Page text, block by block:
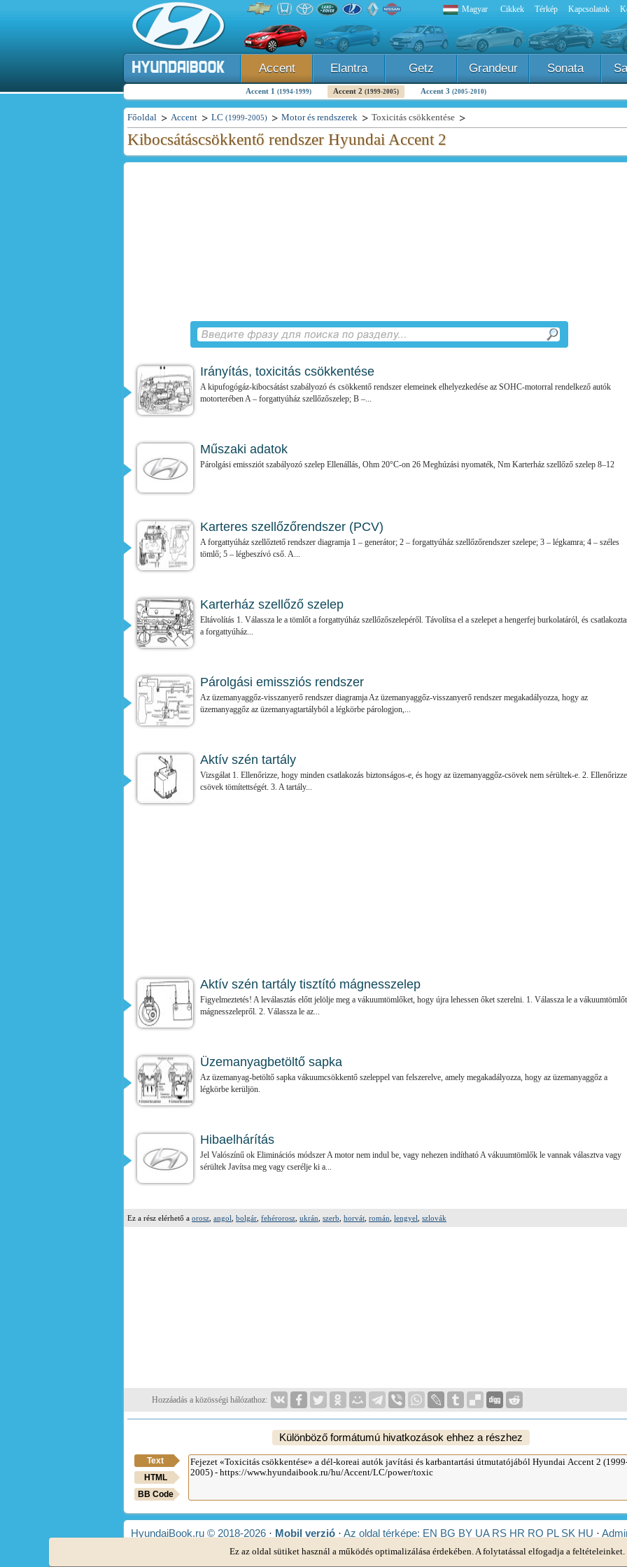
Magyar Cikkek Térkép Kapcsolatok
Accent Elantra Getz Grandeur Sonata
Accent 1 (1994-1999) Accent 2 (1999-2005) Accent 3 (2005-2010)
Főoldal Accent LC (1999-2005) Motor és rendszerek Toxicitás csökkentése
Kibocsátáscsökkentő rendszer Hyundai Accent 2
Irányítás, toxicitás csökkentése
A kipufogógáz-kibocsátást szabályozó és csökkentő rendszer elemeinek elhelyezkedése az SOHC-motorral rendelkező autók
motorterében A – forgattyúház szellőzőszelep; B –...
Műszaki adatok
Párolgási emissziót szabályozó szelep Ellenállás, Ohm 20°C-on 26 Meghúzási nyomaték, Nm Karterház szellőző szelep 8–12
Karteres szellőzőrendszer (PCV)
A forgattyúház szellőztető rendszer diagramja 1 – generátor; 2 – forgattyúház szellőzőrendszer szelepe; 3 – légkamra; 4 – széles
tömlő; 5 – légbeszívó cső. A...
Karterház szellőző szelep
Eltávolítás 1. Válassza le a tömlőt a forgattyúház szellőzőszelepéről. Távolítsa el a szelepet a hengerfej burkolatáról, és
a forgattyúház...
Párolgási emissziós rendszer
Az üzemanyaggőz-visszanyerő rendszer diagramja Az üzemanyaggőz-visszanyerő rendszer megakadályozza, hogy az
üzemanyaggőz az üzemanyagtartályból a légkörbe párologjon,...
Aktív szén tartály
Vizsgálat 1. Ellenőrizze, hogy minden csatlakozás biztonságos-e, és hogy az üzemanyaggőz-csövek nem sérültek-e. 2.
csövek tömítettségét. 3. A tartály...
Aktív szén tartály tisztító mágnesszelep
Figyelmeztetés! A leválasztás előtt jelölje meg a vákuumtömlőket, hogy újra lehessen őket szerelni. 1. Válassza le a
mágnesszelepről. 2. Válassza le az...
Üzemanyagbetöltő sapka
Az üzemanyag-betöltő sapka vákuumcsökkentő szeleppel van felszerelve, amely megakadályozza, hogy az üzemanyaggőz a
légkörbe kerüljön.
Hibaelhárítás
Jel Valószínű ok Eliminációs módszer A motor nem indul be, vagy nehezen indítható A vákuumtömlők le vannak választva vagy
sérültek Javítsa meg vagy cserélje ki a...
Ez a rész elérhető a orosz angol bolgár fehérorosz ukrán szerb horvát román lengyel szlovák
Hozzáadás a közösségi hálózathoz:
Különböző formátumú hivatkozások ehhez a részhez
Text
HTML
BB Code
HyundaiBook.ru © 2018-2026 · Mobil verzió · Az oldal térképe: EN BG BY UA RS HR RO PL SK HU ·
Getz Santa Fe 2 Tucson 1
Ez az oldal sütiket használ a működés optimalizálása érdekében. A folytatással elfogadja a feltételeinket.